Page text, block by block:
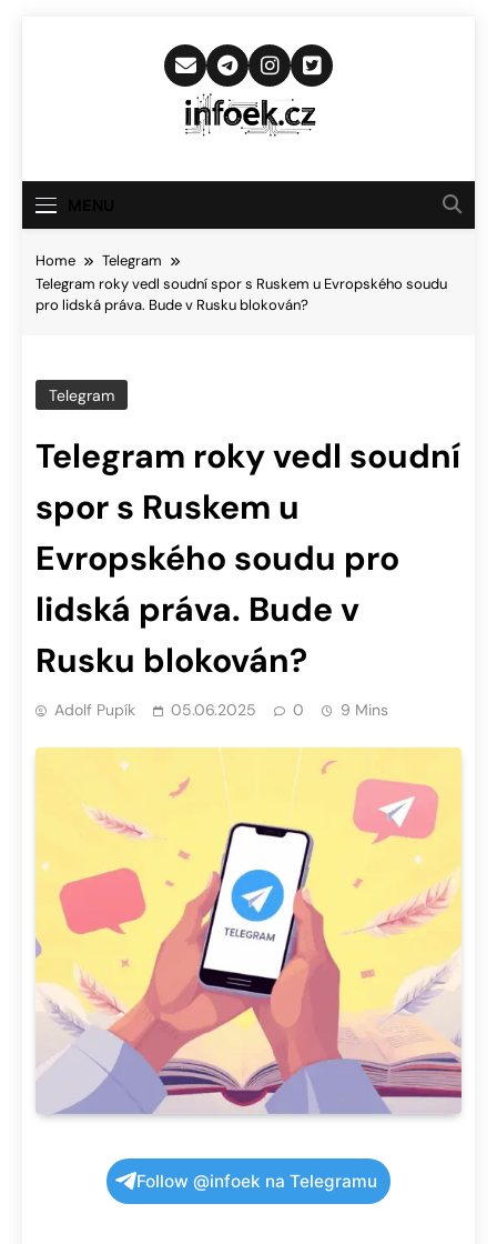
Infoek.cz
Novinkám
Home
Telegram
Telegram roky vedl soudní spor s Ruskem u Evropského soudu
pro lidská práva. Bude v Rusku blokován?
Telegram
Telegram roky vedl soudní
spor s Ruskem u
Evropského soudu pro
lidská práva. Bude v
Rusku blokován?
Adolf Pupík 05.06.2025 0 9 Mins
Follow @infoek na Telegramu